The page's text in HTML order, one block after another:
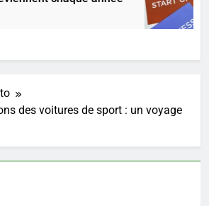
2
des voitures de sport : un voyage